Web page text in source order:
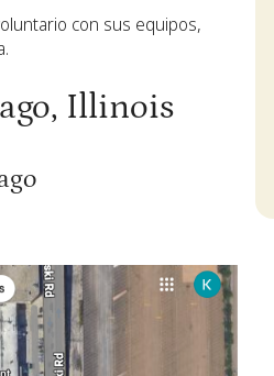
con sus equipos,
Illinois